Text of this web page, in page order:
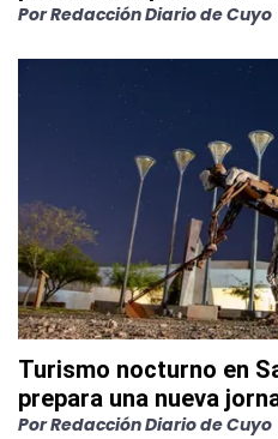
PorRedacción Diario de Cuyo
Turismo nocturno en
prepara una nueva
PorRedacción Diario de Cuyo